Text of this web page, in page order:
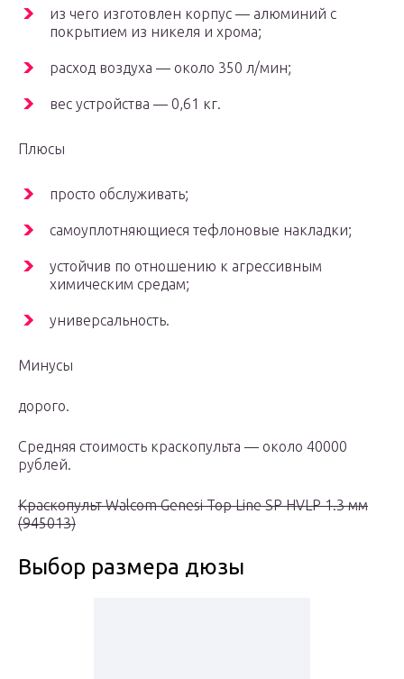
из чего изготовлен корпус — алюминий с
покрытием из никеля и хрома;
расход воздуха — около 350 л/мин;
вес устройства — 0,61 кг.
Плюсы
просто обслуживать;
самоуплотняющиеся тефлоновые накладки;
устойчив по отношению к агрессивным
химическим средам;
универсальность.
Минусы
дорого.
Средняя стоимость краскопульта — около 40000
рублей.
Краскопульт Walcom Genesi Top Line SP HVLP 1.3 мм
(945013)
Выбор размера дюзы